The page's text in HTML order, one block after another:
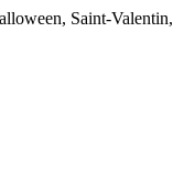
Saint-Valentin,